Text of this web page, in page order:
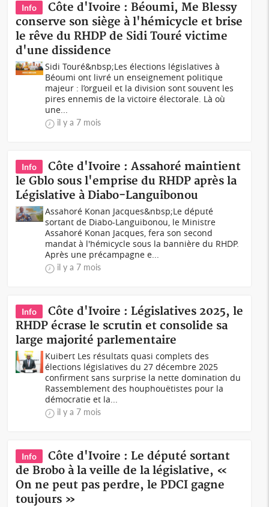
Info
Côte d'Ivoire : Béoumi, Me Blessy
conserve son siège à l'hémicycle et brise
le rêve du RHDP de Sidi Touré victime
d'une dissidence
Sidi Touré&nbsp;Les élections législatives à
Béoumi ont livré un enseignement politique
majeur : l’orgueil et la division sont souvent les
pires ennemis de la victoire électorale. Là où
une...
il y a 7 mois
Info
Côte d'Ivoire : Assahoré maintient
le Gblo sous l'emprise du RHDP après la
Législative à Diabo-Languibonou
Assahoré Konan Jacques&nbsp;Le député
sortant de Diabo-Languibonou, le Ministre
Assahoré Konan Jacques, fera son second
mandat à l'hémicycle sous la bannière du RHDP.
Après une précampagne e...
il y a 7 mois
Info
Côte d'Ivoire : Législatives 2025, le
RHDP écrase le scrutin et consolide sa
large majorité parlementaire
Kuibert Les résultats quasi complets des
élections législatives du 27 décembre 2025
confirment sans surprise la nette domination du
Rassemblement des houphouëtistes pour la
démocratie et la...
il y a 7 mois
Info
Côte d'Ivoire : Le député sortant
de Brobo à la veille de la législative, «
On ne peut pas perdre, le PDCI gagne
toujours »